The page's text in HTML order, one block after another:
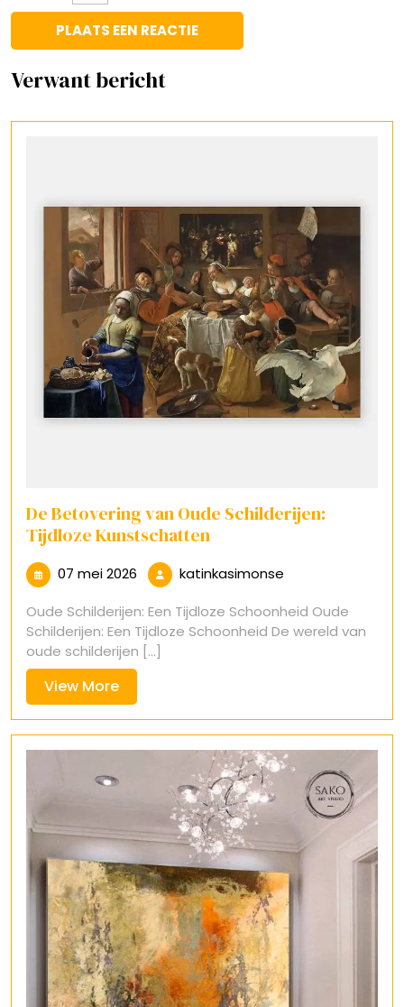
Verwant bericht
De Betovering van Oude Schilderijen:
Tijdloze Kunstschatten
07 mei 2026 07
mei
2026
katinkasimonse
Oude Schilderijen: Een Tijdloze Schoonheid Oude
Schilderijen: Een Tijdloze Schoonheid De wereld van
oude schilderijen [...]
View MoreView
More